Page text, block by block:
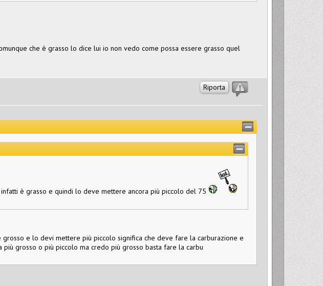
che è grasso lo dice lui io non vedo come possa essere grasso quel
Riporta
infatti è grasso e quindi lo deve mettere ancora più piccolo del 75
grosso e lo devi mettere più piccolo significa che deve fare la carburazione e
grosso o più piccolo ma credo più grosso basta fare la carbu